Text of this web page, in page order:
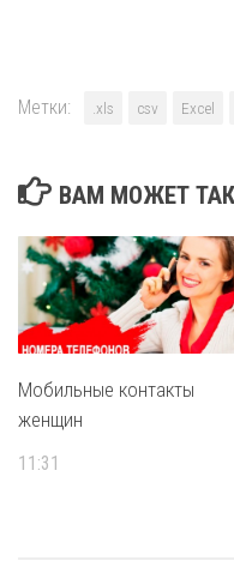
Метки: .xls csv Excel
ВАМ МОЖЕТ
Мобильные контакты
женщин
11:31